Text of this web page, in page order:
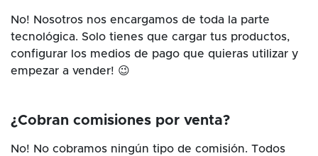
No! Nosotros nos encargamos de toda la parte
tecnológica. Solo tienes que cargar tus productos,
configurar los medios de pago que quieras utilizar y
empezar a vender! 😉
¿Cobran comisiones por venta?
No! No cobramos ningún tipo de comisión. Todos